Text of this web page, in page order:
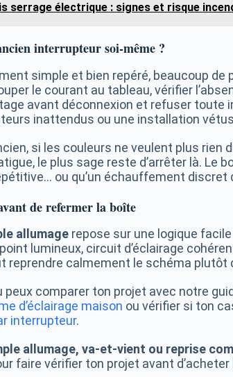
serrage électrique : signes et risque
interrupteur soi-même ?
simple et bien repéré, beaucoup
le courant au tableau, vérifier
avant déconnexion et refuser toute
inattendus ou une installation
si les couleurs ne veulent plus rien
le plus sage reste d’arrêter là. Le
ou qu’un échauffement discret
de refermer la boîte
allumage repose sur une logique
lumineux, circuit d’éclairage
reprendre calmement le schéma plutôt
peux comparer ton projet avec notre
d’éclairage maison ou vérifier si ton
interrupteur.
allumage, va-et-vient ou reprise
faire vérifier ton projet avant